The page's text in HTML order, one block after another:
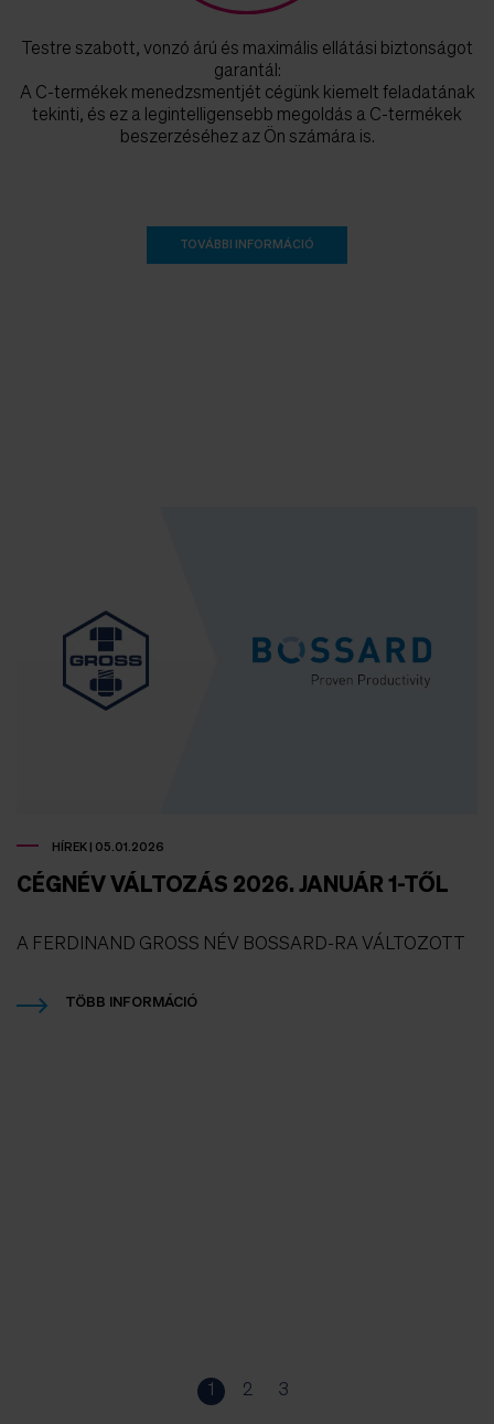
Testre szabott, vonzó árú és maximális ellátási biztonságot
garantál:
A C-termékek menedzsmentjét cégünk kiemelt feladatának
tekinti, és ez a legintelligensebb megoldás a C-termékek
beszerzéséhez az Ön számára is.
TOVÁBBI INFORMÁCIÓ
1 2 3
HÍREK | 05.01.2026
CÉGNÉV VÁLTOZÁS 2026. JANUÁR 1-TŐL
A FERDINAND GROSS NÉV BOSSARD-RA VÁLTOZOTT
TÖBB INFORMÁCIÓ